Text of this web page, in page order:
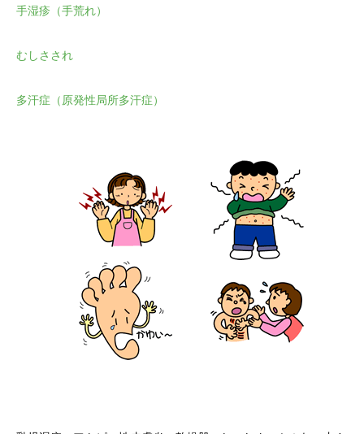
手湿疹（手荒れ）
むしさされ
多汗症（原発性局所多汗症）